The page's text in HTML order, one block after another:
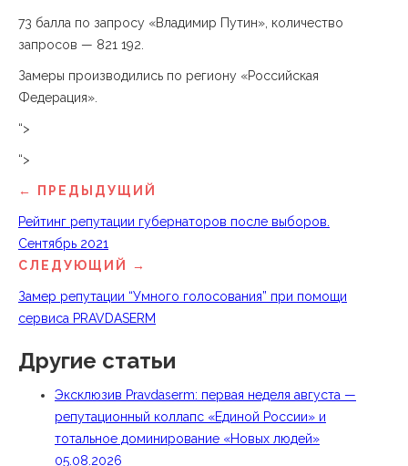
73 балла по запросу «Владимир Путин» , количество
запросов — 821 192.
Замеры производились по региону «Российская
Федерация»
“>
“>
← ПРЕДЫДУЩИЙ
Рейтинг репутации губернаторов после выборов.
Сентябрь 2021
СЛЕДУЮЩИЙ →
Замер репутации “Умного голосования” при помощи
сервиса PRAVDASERM
Другие статьи
Эксклюзив Pravdaserm: первая неделя августа —
репутационный коллапс «Единой России» и
тотальное доминирование «Новых людей»
05.08.2026